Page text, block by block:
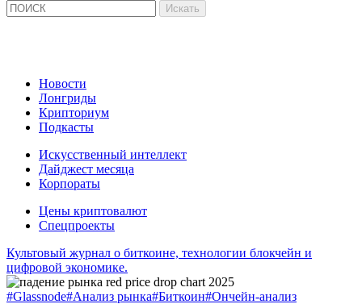
Новости
Лонгриды
Крипториум
Подкасты
Искусственный интеллект
Дайджест месяца
Корпораты
Цены криптовалют
Спецпроекты
Культовый журнал о биткоине, технологии блокчейн и
цифровой экономике.
#Glassnode#Анализ рынка#Биткоин#Ончейн-анализ